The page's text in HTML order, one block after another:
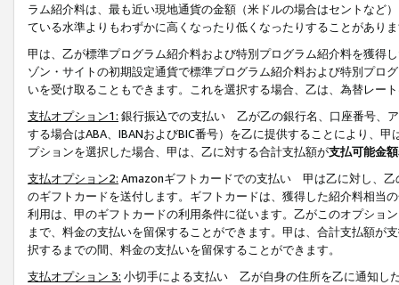
ラム紹介料は、最も近い現地通貨の金額（米ドルの場合はセントなど
ている水準よりもわずかに高くなったり低くなったりすることがあり
甲は、乙が標準プログラム紹介料および特別プログラム紹介料を獲得
ゾン・サイトの初期設定通貨で標準プログラム紹介料および特別プロ
いを受け取ることもできます。これを選択する場合、乙は、為替レー
支払オプション1: 銀行振込での支払い 乙が乙の銀行名、口座番号、
する場合はABA、IBANおよびBIC番号）を乙に提供することにより、
プションを選択した場合、甲は、乙に対する合計支払額が支払可能金
支払オプション2: Amazonギフトカードでの支払い 甲は乙に対し、乙
のギフトカードを送付します。ギフトカードは、獲得した紹介料相当
利用は、甲のギフトカードの利用条件に従います。乙がこのオプショ
まで、料金の支払いを留保することができます。甲は、合計支払額が
択するまでの間、料金の支払いを留保することができます。
支払オプション 3: 小切手による支払い 乙が自身の住所を乙に通知し